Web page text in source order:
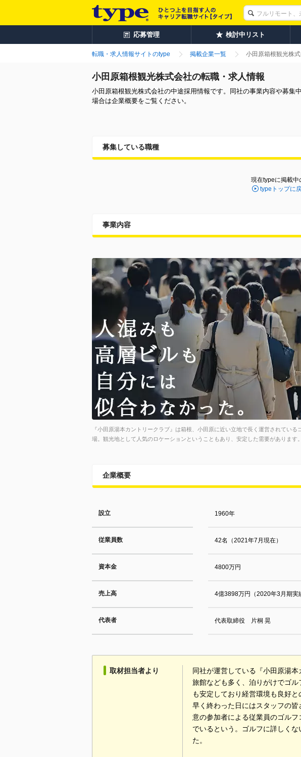
応募管理 検討中リスト
転職・求人情報サイトのtype 掲載企業一覧 小田原箱根観光株
小田原箱根観光株式会社の転職・求人情報
小田原箱根観光株式会社の中途採用情報です。同社の事業内容や募
場合は企業概要をご覧ください。
募集している職種
現在typeに掲載中
typeトップに
事業内容
『小田原湯本カントリークラブ』は箱根、小田原に近い立地で長く運営されている
場。観光地として人気のロケーションということもあり、安定した需要があります。
企業概要
設立 1960年
従業員数 42名（2021年7月現在）
資本金 4800万円
売上高 4億3898万円（2020年3月期実
代表者 代表取締役 片桐 晃
取材担当者より
同社が運営している『小田原湯
旅館なども多く、泊りがけでゴ
も安定しており経営環境も良好
早く終わった日にはスタッフの
意の参加者による従業員のゴル
でいるという。ゴルフに詳しく
た。